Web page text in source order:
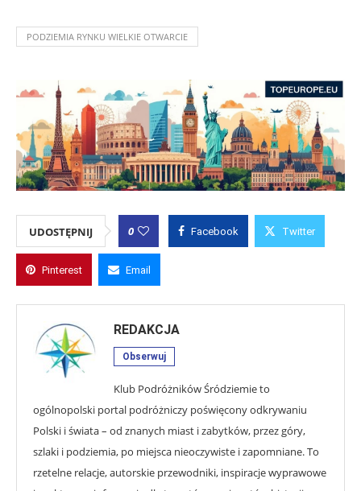
PODZIEMIA RYNKU WIELKIE OTWARCIE
UDOSTĘPNIJ 0 Facebook Twitter
Pinterest Email
REDAKCJA
Obserwuj
Klub Podróżników Śródziemie to
ogólnopolski portal podróżniczy poświęcony odkrywaniu
Polski i świata – od znanych miast i zabytków, przez góry,
szlaki i podziemia, po miejsca nieoczywiste i zapomniane. To
rzetelne relacje, autorskie przewodniki, inspiracje wyprawowe